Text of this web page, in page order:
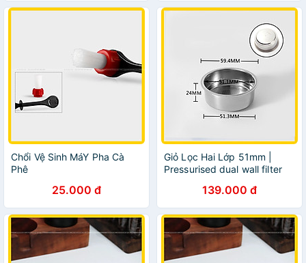
Chổi Vệ Sinh MáY Pha Cà
Phê
25.000 đ
Giỏ Lọc Hai Lớp 51mm |
Pressurised dual wall filter
139.000 đ